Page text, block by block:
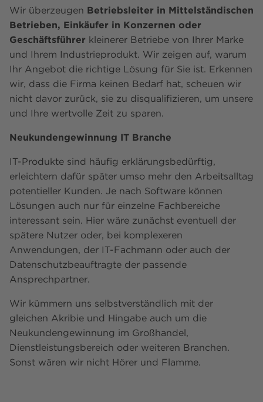
Wir überzeugen Betriebsleiter in Mittelständischen
Betrieben, Einkäufer in Konzernen oder
Geschäftsführer kleinerer Betriebe von Ihrer Marke
und Ihrem Industrieprodukt. Wir zeigen auf, warum
Ihr Angebot die richtige Lösung für Sie ist. Erkennen
wir, dass die Firma keinen Bedarf hat, scheuen wir
nicht davor zurück, sie zu disqualifizieren, um unsere
und Ihre wertvolle Zeit zu sparen.
Neukundengewinnung IT Branche
IT-Produkte sind häufig erklärungsbedürftig,
erleichtern dafür später umso mehr den Arbeitsalltag
potentieller Kunden. Je nach Software können
Lösungen auch nur für einzelne Fachbereiche
interessant sein. Hier wäre zunächst eventuell der
spätere Nutzer oder, bei komplexeren
Anwendungen, der IT-Fachmann oder auch der
Datenschutzbeauftragte der passende
Ansprechpartner.
Wir kümmern uns selbstverständlich mit der
gleichen Akribie und Hingabe auch um die
Neukundengewinnung im Großhandel,
Dienstleistungsbereich oder weiteren Branchen.
Sonst wären wir nicht Hörer und Flamme.